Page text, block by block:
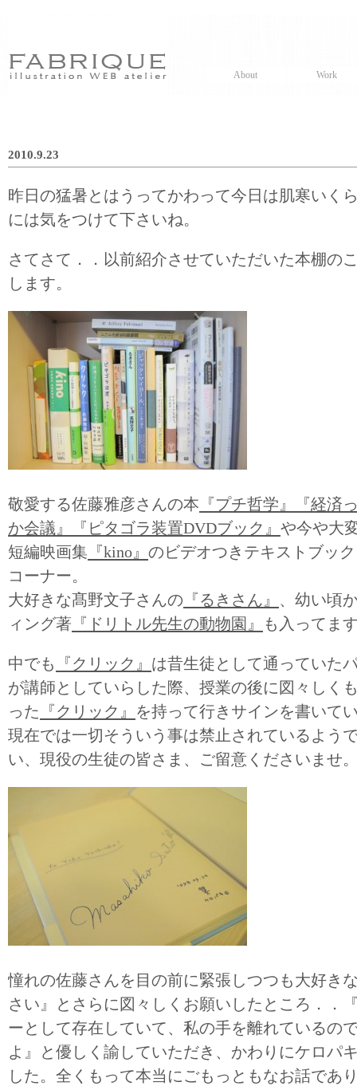
About Work
2010.9.23
昨日の猛暑とはうってかわって今日は肌寒いく
には気をつけて下さいね。
さてさて．．以前紹介させていただいた本棚の
します。
敬愛する佐藤雅彦さんの本 『プチ哲学』
『経済
か会議』
『ピタゴラ装置DVDブック』 や今や大
短編映画集 『kino』 のビデオつきテキストブッ
コーナー。
大好きな髙野文子さんの 『るきさん』 、幼い頃
ィング著 『ドリトル先生の動物園』 も入ってま
中でも 『クリック』 は昔生徒として通っていた
が講師としていらした際、授業の後に図々しく
った 『クリック』 を持って行きサインを書いて
現在では一切そういう事は禁止されているよう
い、現役の生徒の皆さま、ご留意くださいませ
憧れの佐藤さんを目の前に緊張しつつも大好き
さい』とさらに図々しくお願いしたところ．．
ーとして存在していて、私の手を離れているの
よ』と優しく諭していただき、かわりにケロパ
した。全くもって本当にごもっともなお話であ